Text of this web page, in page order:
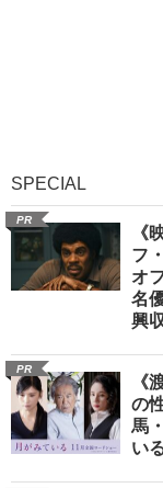
SPECIAL
PR
《
フ
オ
名
興
PR
《
の
馬
い